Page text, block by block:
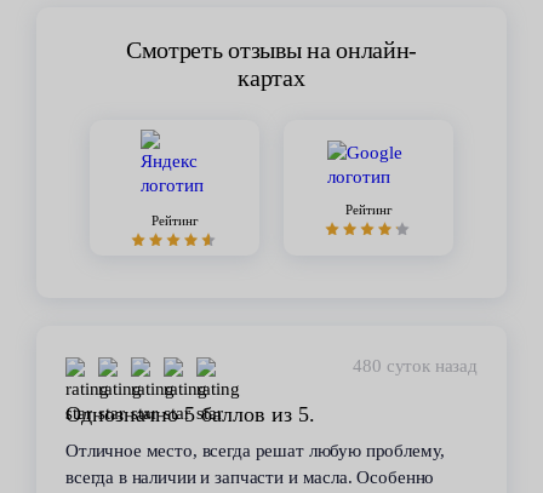
Смотреть отзывы на онлайн-
картах
Рейтинг
Рейтинг
480 суток назад
Однозначно 5 баллов из 5.
Отличное место, всегда решат любую проблему,
всегда в наличии и запчасти и масла. Особенно